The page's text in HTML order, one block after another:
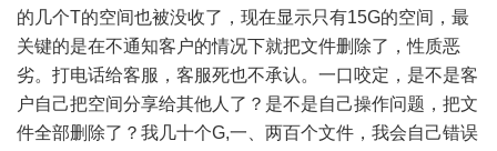
的几个T的空间也被没收了，现在显示只有15G的空间，最
关键的是在不通知客户的情况下就把文件删除了，性质恶
劣。打电话给客服，客服死也不承认。一口咬定，是不是客
户自己把空间分享给其他人了？是不是自己操作问题，把文
件全部删除了？我几十个G,一、两百个文件，我会自己错误